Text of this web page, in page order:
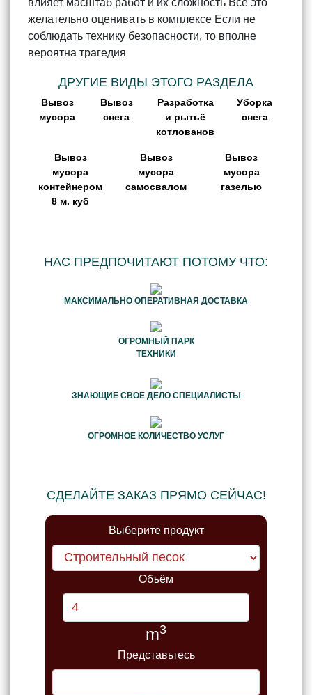
желательно оценивать в комплексе Если не
соблюдать технику безопасности, то вполне
вероятна трагедия
ДРУГИЕ ВИДЫ ЭТОГО РАЗДЕЛА
Вывоз
мусора
Вывоз
снега
Разработка
и рытьё
котлованов
Уборка
снега
Вывоз
мусора
контейнером
8 м. куб
Вывоз
мусора
самосвалом
Вывоз
мусора
газелью
НАС ПРЕДПОЧИТАЮТ ПОТОМУ ЧТО:
МАКСИМАЛЬНО ОПЕРАТИВНАЯ ДОСТАВКА
ОГРОМНЫЙ ПАРК
ТЕХНИКИ
ЗНАЮЩИЕ СВОЁ ДЕЛО СПЕЦИАЛИСТЫ
ОГРОМНОЕ КОЛИЧЕСТВО УСЛУГ
СДЕЛАЙТЕ ЗАКАЗ ПРЯМО СЕЙЧАС!
Выберите продукт
Объём
m3
Представьтесь